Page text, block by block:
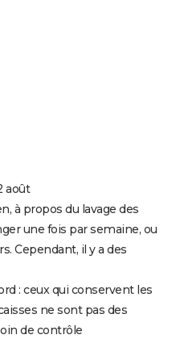
août
à propos du lavage des
une fois par semaine, ou
Cependant, il y a des
: ceux qui conservent les
ne sont pas des
de contrôle